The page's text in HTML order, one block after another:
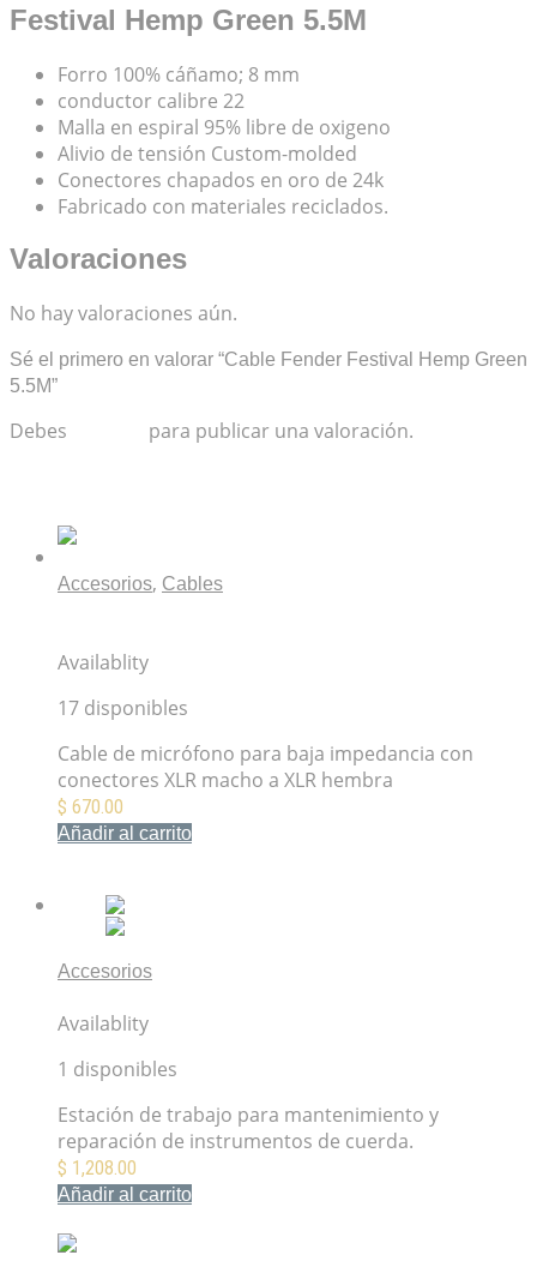
Festival Hemp Green 5.5M
Forro 100% cáñamo; 8 mm
conductor calibre 22
Malla en espiral 95% libre de oxigeno
Alivio de tensión Custom-molded
Conectores chapados en oro de 24k
Fabricado con materiales reciclados.
Valoraciones
No hay valoraciones aún.
Sé el primero en valorar “Cable Fender Festival Hemp Green
5.5M”
Debes para publicar una valoración.
Accesorios, Cables
Availablity
17 disponibles
Cable de micrófono para baja impedancia con
conectores XLR macho a XLR hembra
$ 670.00
Añadir al carrito
Accesorios
Availablity
1 disponibles
Estación de trabajo para mantenimiento y
reparación de instrumentos de cuerda.
$ 1,208.00
Añadir al carrito